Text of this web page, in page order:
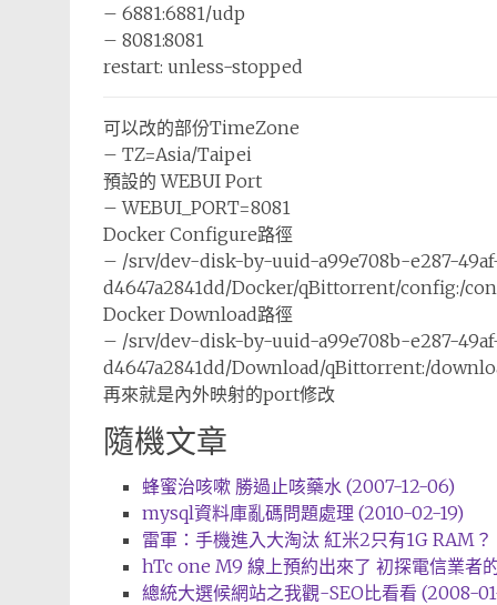
– 6881:6881/udp
– 8081:8081
restart: unless-stopped
可以改的部份TimeZone
– TZ=Asia/Taipei
預設的 WEBUI Port
– WEBUI_PORT=8081
Docker Configure路徑
– /srv/dev-disk-by-uuid-a99e708b-e287-
d4647a2841dd/Docker/qBittorrent/config:/
Docker Download路徑
– /srv/dev-disk-by-uuid-a99e708b-e287-
d4647a2841dd/Download/qBittorrent:/
再來就是內外映射的port修改
隨機文章
蜂蜜治咳嗽 勝過止咳藥水 (2007-12-06)
mysql資料庫亂碼問題處理 (2010-02-19)
雷軍：手機進入大淘汰 紅米2只有1G RAM
hTc one M9 線上預約出來了 初探電信業者
總統大選候網站之我觀-SEO比看看 (2008-